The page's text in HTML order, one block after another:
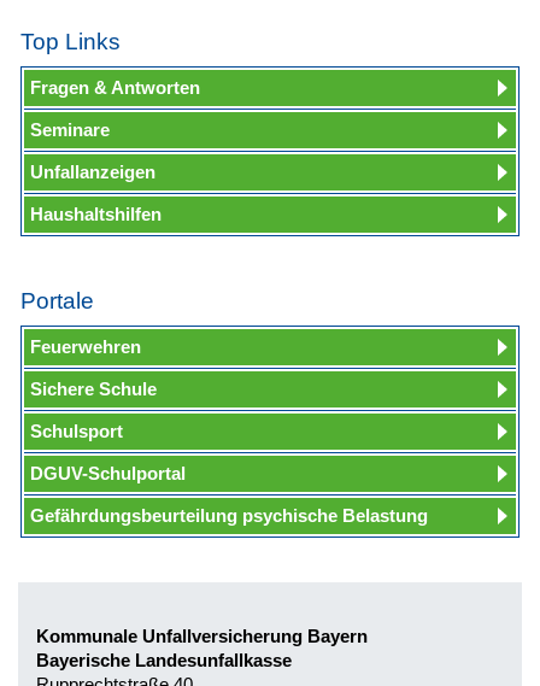
Top Links
Fragen & Antworten
Seminare
Unfallanzeigen
Haushaltshilfen
Portale
Feuerwehren
Sichere Schule
Schulsport
DGUV-Schulportal
Gefährdungsbeurteilung psychische Belastung
Kommunale Unfallversicherung Bayern
Bayerische Landesunfallkasse